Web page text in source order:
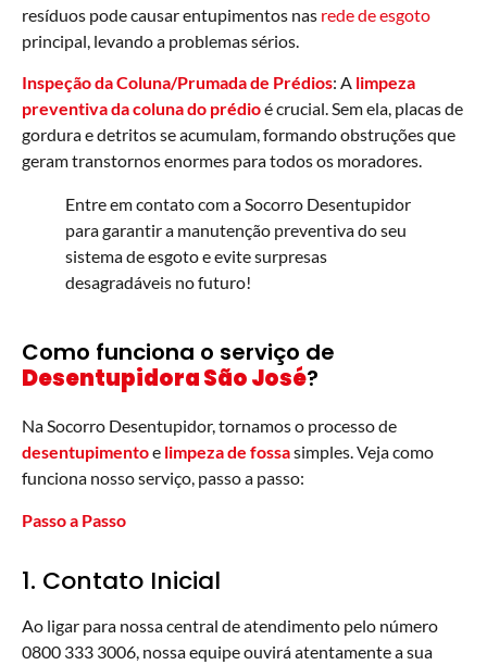
resíduos pode causar entupimentos nas rede de esgoto
principal, levando a problemas sérios.
Inspeção da Coluna/Prumada de Prédios: A limpeza
preventiva da coluna do prédioé crucial. Sem ela, placas de
gordura e detritos se acumulam, formando obstruções que
geram transtornos enormes para todos os moradores.
Entre em contato com a Socorro Desentupidor
para garantir a manutenção preventiva do seu
sistema de esgoto e evite surpresas
desagradáveis no futuro!
Como funciona o serviço de
Desentupidora São José?
Na Socorro Desentupidor, tornamos o processo de
desentupimentoe limpeza de fossasimples. Veja como
funciona nosso serviço, passo a passo:
Passo a Passo
1. Contato Inicial
Ao ligar para nossa central de atendimento pelo número
0800 333 3006, nossa equipe ouvirá atentamente a sua